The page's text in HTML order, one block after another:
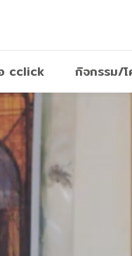
cclick กิจกรรม/โ